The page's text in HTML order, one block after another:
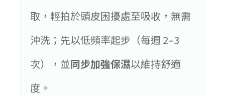
取，輕拍於頭皮困擾處至吸收，無需
沖洗；先以低頻率起步（每週 2–3
次），並同步加強保濕以維持舒適
度。